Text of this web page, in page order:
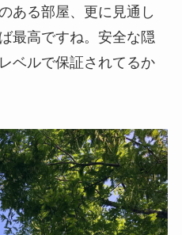
ある部屋、更に見通し
最高ですね。安全な隠
ベルで保証されてるか